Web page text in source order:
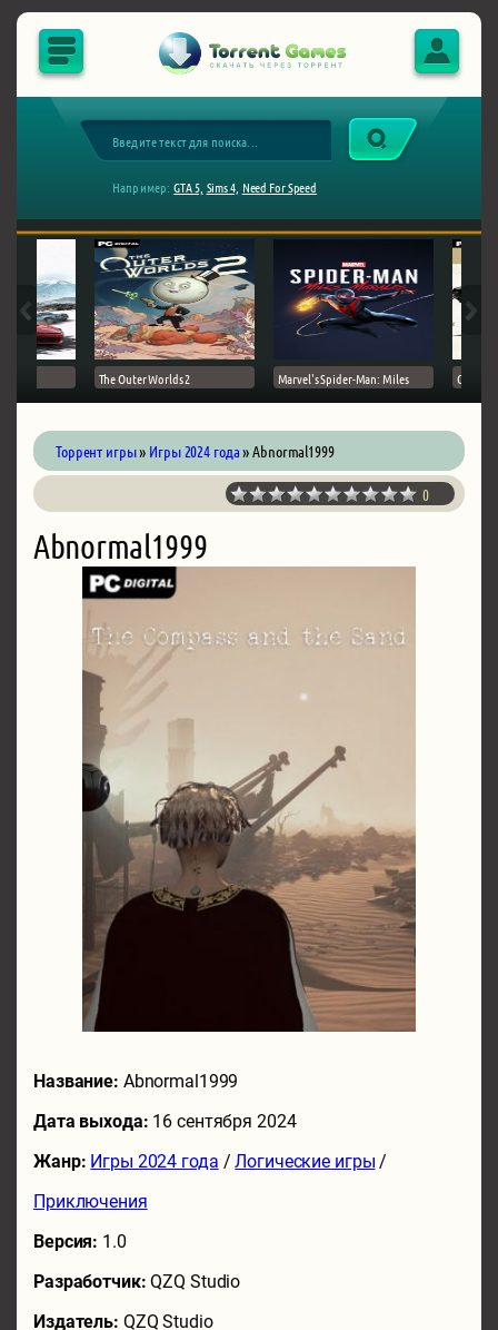
Например: GTA 5, Sims 4, Need For Speed
The Outer Worlds 2 Marvel's Spider-Man: Miles Ghost
Торрент игры» Игры 2024 года» Abnormal1999
0
Abnormal1999
Название: Abnormal1999
Дата выхода: 16 сентября 2024
Жанр: Игры 2024 года /Логические игры /
Приключения
Версия: 1.0
Разработчик:QZQ Studio
Издатель: QZQ Studio